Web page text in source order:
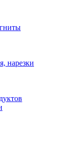
нарезки